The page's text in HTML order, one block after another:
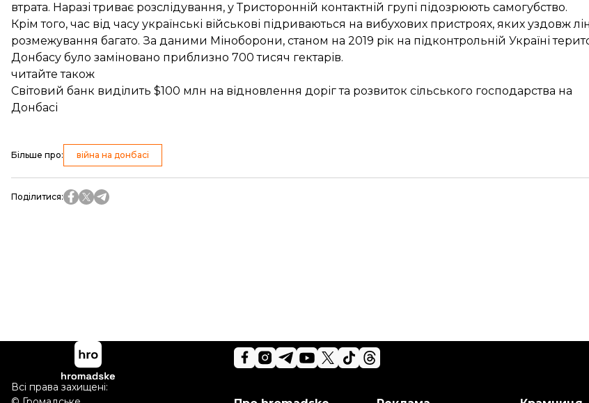
втрата. Наразі триває розслідування, у Тристоронній контактній групі підозрюють самогубство.
Крім того, час від часу українські військові підриваються на вибухових пристроях, яких уздовж
розмежування багато. За даними Міноборони, станом на 2019 рік на підконтрольній Україні
Донбасу було заміновано приблизно 700 тисяч гектарів.
читайте також
Світовий банк виділить $100 млн на відновлення доріг та розвиток сільського господарства на
Донбасі
Більше про: війна на донбасі
Поділитися:
Всі права захищені: